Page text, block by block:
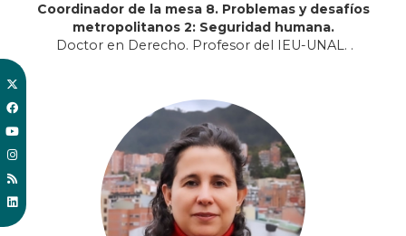
Coordinador de la mesa 8. Problemas y desafíos
metropolitanos 2: Seguridad humana.
Doctor en Derecho. Profesor del IEU-UNAL. .